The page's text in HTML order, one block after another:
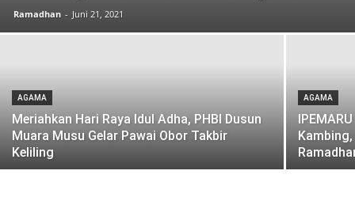
Ramadhan - Juni 21, 2021
AGAMA
Meriahkan Hari Raya Idul Adha, PHBI Dusun
Muara Musu Gelar Pawai Obor Takbir
Keliling
AGAMA